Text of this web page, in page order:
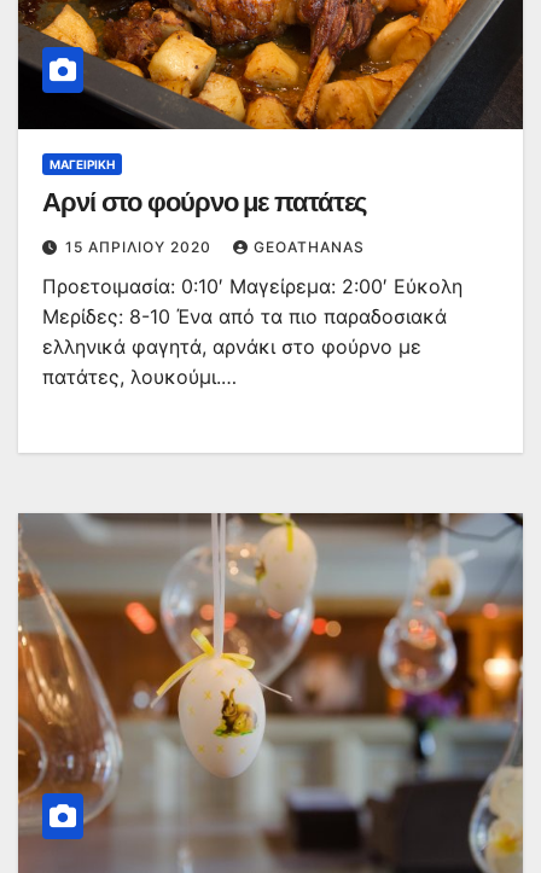
ΜΑΓΕΙΡΙΚΉ
Αρνί στο φούρνο με πατάτες
15 ΑΠΡΙΛΊΟΥ 2020 GEOATHANAS
Προετοιμασία: 0:10′ Μαγείρεμα: 2:00′ Εύκολη
Μερίδες: 8-10 Ένα από τα πιο παραδοσιακά
ελληνικά φαγητά, αρνάκι στο φούρνο με
πατάτες, λουκούμι.…